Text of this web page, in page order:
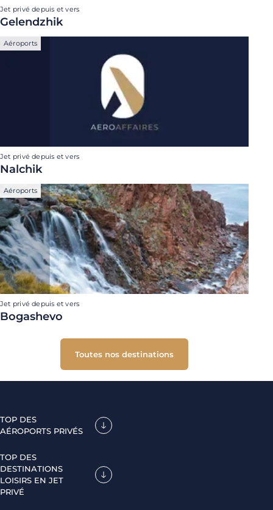
Jet privé depuis et vers
Gelendzhik
Aéroports
Jet privé depuis et vers
Nalchik
Aéroports
Jet privé depuis et vers
Bogashevo
Toutes nos destinations
TOP DES
AÉROPORTS PRIVÉS
TOP DES
DESTINATIONS
LOISIRS EN JET
PRIVÉ